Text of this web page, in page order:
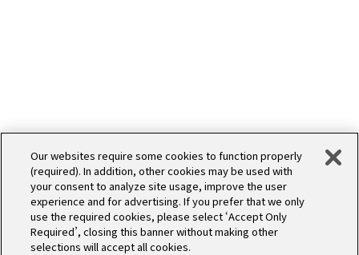
Our websites require some cookies to function properly
(required). In addition, other cookies may be used with
your consent to analyze site usage, improve the user
experience and for advertising. If you prefer that we only
use the required cookies, please select ‘Accept Only
Required’, closing this banner without making other
selections will accept all cookies.